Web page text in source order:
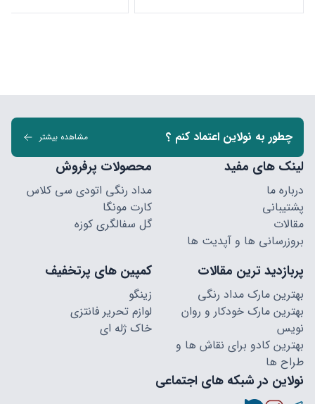
چطور به نولاین اعتماد کنم ؟ مشاهده بیشتر
لینک های مفید
درباره ما
پشتیبانی
مقالات
بروزرسانی ها و آپدیت ها
محصولات پرفروش
مداد رنگی اتودی سی کلاس
کارت مونگا
گل سفالگری کوزه
پربازدید ترین مقالات
بهترین مارک مداد رنگی
بهترین مارک خودکار و روان
نویس
بهترین کادو برای نقاش ها و
طراح ها
کمپین های پرتخفیف
زینگو
لوازم تحریر فانتزی
خاک ژله ای
نولاین در شبکه های اجتماعی